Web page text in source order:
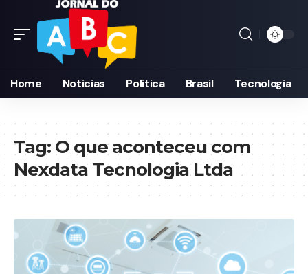
Home Noticias Politica Brasil Tecnologia
Tag: O que aconteceu com
Nexdata Tecnologia Ltda